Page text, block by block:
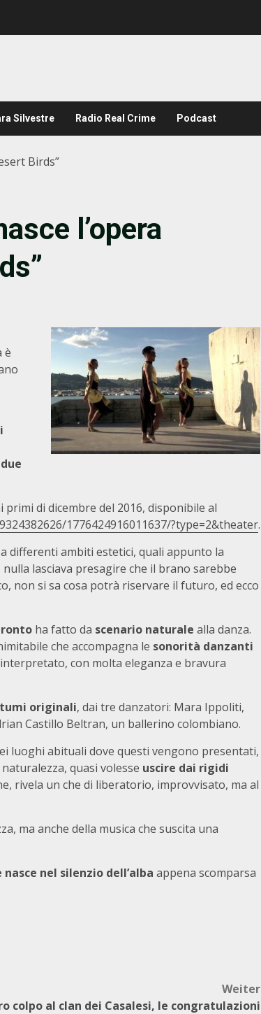
Silvestre Radio Real Crime Podcast
Birds”
l’opera
è
di dicembre del 2016, disponibile al
1776424916011637/?type=2&theater.
differenti ambiti estetici, quali appunto la
lasciava presagire che il brano sarebbe
non si sa cosa potrà riservare il futuro, ed ecco
ha fatto da scenario naturale alla danza.
che accompagna le sonorità danzanti
con molta eleganza e bravura
originali, dai tre danzatori: Mara Ippoliti,
Castillo Beltran, un ballerino colombiano.
luoghi abituali dove questi vengono presentati,
quasi volesse uscire dai rigidi
rivela un che di liberatorio, improvvisato, ma al
ma anche della musica che suscita una
nel silenzio dell’alba appena scomparsa
Weiter
colpo al clan dei Casalesi, le congratulazioni